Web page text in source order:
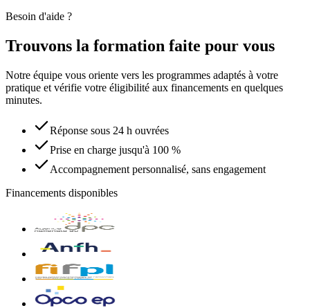
Besoin d'aide ?
Trouvons la formation faite pour vous
Notre équipe vous oriente vers les programmes adaptés à votre
pratique et vérifie votre éligibilité aux financements en quelques
minutes.
Réponse sous 24 h ouvrées
Prise en charge jusqu'à 100 %
Accompagnement personnalisé, sans engagement
Financements disponibles